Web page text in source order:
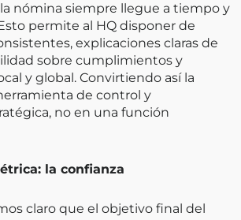
la nómina siempre llegue a tiempo y
permite al HQ disponer de
explicaciones claras de
sobre cumplimientos y
y global. Convirtiendo así la
de control y
no en una función
la confianza
claro que el objetivo final del